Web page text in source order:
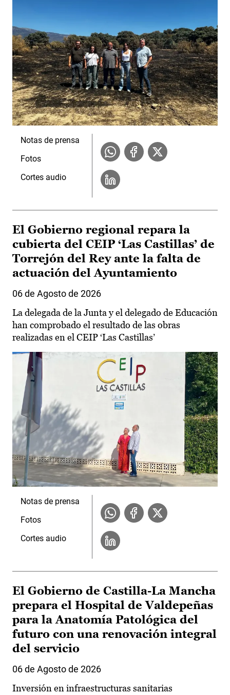
Notas de prensa
Fotos
Cortes audio
El Gobierno regional repara la
cubierta del CEIP ‘Las Castillas’ de
Torrejón del Rey ante la falta de
actuación del Ayuntamiento
06 de Agosto de 2026
La delegada de la Junta y el delegado de Educación
han comprobado el resultado de las obras
realizadas en el CEIP ‘Las Castillas’
Notas de prensa
Fotos
Cortes audio
El Gobierno de Castilla-La Mancha
prepara el Hospital de Valdepeñas
para la Anatomía Patológica del
futuro con una renovación integral
del servicio
06 de Agosto de 2026
Inversión en infraestructuras sanitarias